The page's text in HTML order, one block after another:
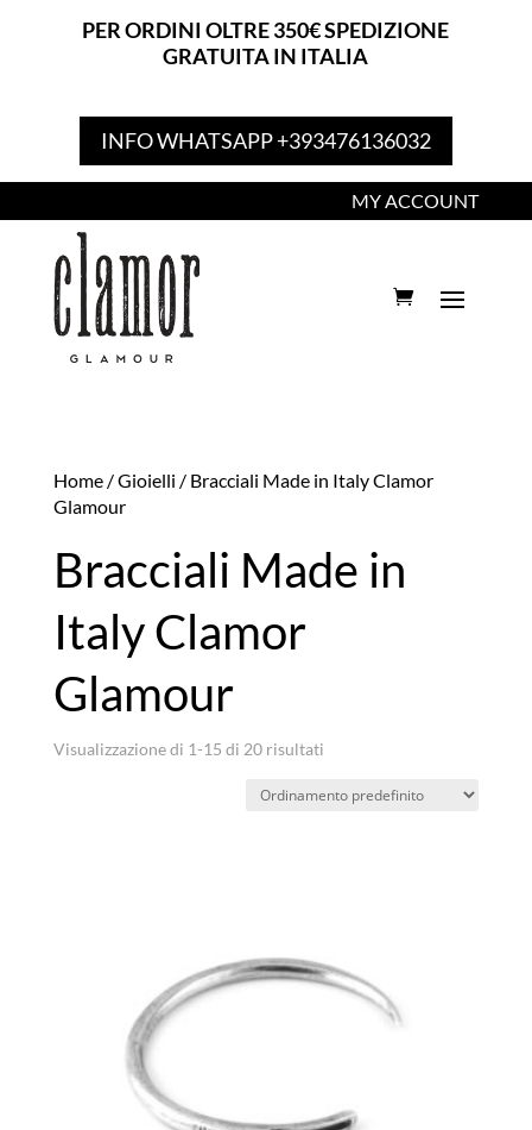
PER ORDINI OLTRE 350€ SPEDIZIONE
GRATUITA IN ITALIA
INFO WHATSAPP +393476136032
MY ACCOUNT
Home/Gioielli / Bracciali Made in Italy Clamor
Glamour
Bracciali Made in
Italy Clamor
Glamour
Visualizzazione di 1-15 di 20 risultati